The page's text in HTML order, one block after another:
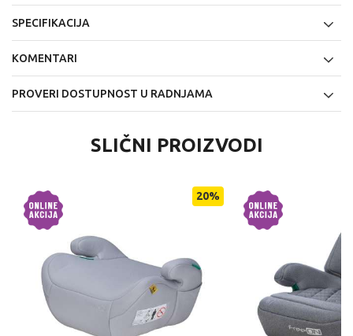
SPECIFIKACIJA
KOMENTARI
PROVERI DOSTUPNOST U RADNJAMA
SLIČNI PROIZVODI
20%